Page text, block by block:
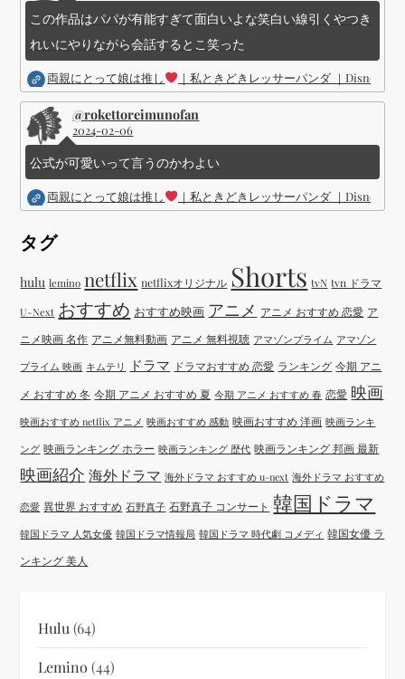
この作品はパパが有能すぎて面白いよな笑白い線引くやつき
れいにやりながら会話するとこ笑った
両親にとって娘は推し ｜私ときどきレッサーパンダ ｜Disney (
@rokettoreimunofan
2024-02-06
公式が可愛いって言うのかわよい
両親にとって娘は推し ｜私ときどきレッサーパンダ ｜Disney (
タグ
hulu lemino netflix netflixオリジナル Shorts tvN tvn ドラマ
U-Next おすすめ おすすめ映画 アニメ アニメ おすすめ 恋愛 ア
ニメ映画 名作 アニメ無料動画 アニメ 無料視聴 アマゾンプライム アマゾン
プライム 映画 キムテリ ドラマ ドラマおすすめ 恋愛 ランキング 今期 アニ
メ おすすめ 冬 今期 アニメ おすすめ 夏 今期 アニメ おすすめ 春 恋愛 映画
映画おすすめ netflix アニメ 映画おすすめ 感動 映画おすすめ 洋画 映画ランキ
ング 映画ランキング ホラー 映画ランキング 歴代 映画ランキング 邦画 最新
映画紹介 海外ドラマ 海外ドラマ おすすめ u-next 海外ドラマ おすすめ
恋愛 異世界 おすすめ 石野真子 石野真子 コンサート 韓国ドラマ
韓国ドラマ 人気女優 韓国ドラマ情報局 韓国ドラマ 時代劇 コメディ 韓国女優 ラ
ンキング 美人
Hulu (64)
Lemino (44)